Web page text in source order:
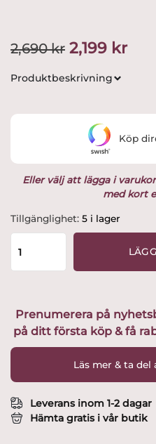
2,690kr Det
var:
2,690 kr.
2,199 krDet
Produktbeskrivning
Eller välj att lägga i
med kort
Tillgänglighet: 5 i lager
IIttala
-
Aalto
251
Design
Alvar
Aalto
Köp
Prenumerera på
på ditt första köp & få
Läs mer & ta del
Leverans inom 1-2 dagar
Hämta gratis i vår butik